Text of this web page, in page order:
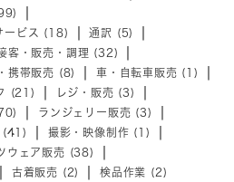
ービス (18)
通訳 (5)
客・販売・調理 (32)
携帯販売 (8)
車・自転車販売 (1)
(21)
レジ・販売 (3)
ランジェリー販売 (3)
(41)
撮影・映像制作 (1)
ウェア販売 (38)
古着販売 (2) 検品作業 (2)